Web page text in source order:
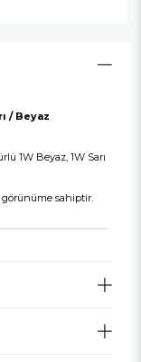
/ Beyaz
1W Beyaz, 1W Sarı
görünüme sahiptir.